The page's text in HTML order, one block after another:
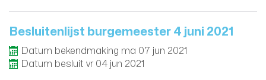
Besluitenlijst burgemeester 4 juni 2021
Datum bekendmaking ma 07 jun 2021
Datum besluit vr 04 jun 2021